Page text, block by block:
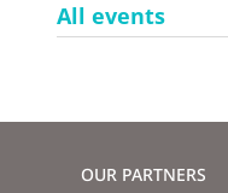
All events
OUR PARTNERS